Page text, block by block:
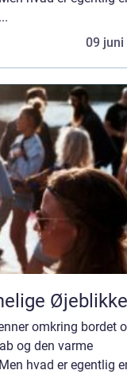
09 juni
Øjeblikke
omkring bordet
og den varme
hvad er egentlig